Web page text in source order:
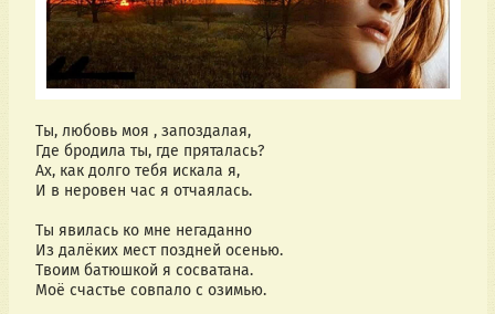
Ты, любовь моя , запоздалая,
Где бродила ты, где пряталась?
Ах, как долго тебя искала я,
И в неровен час я отчаялась.
Ты явилась ко мне негаданно
Из далёких мест поздней осенью.
Твоим батюшкой я сосватана.
Моё счастье совпало с озимью.